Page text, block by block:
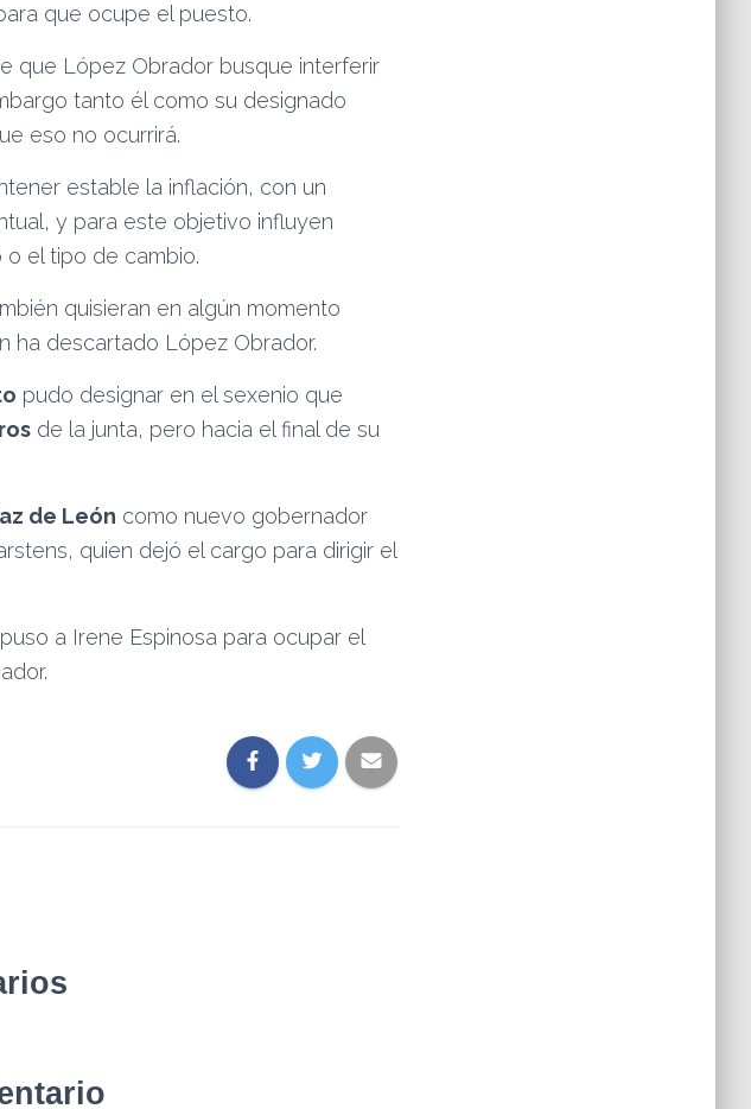
que ocupe el puesto.
que López Obrador busque interferir
tanto él como su designado
eso no ocurrirá.
estable la inflación, con un
y para este objetivo influyen
el tipo de cambio.
quisieran en algún momento
ha descartado López Obrador.
pudo designar en el sexenio que
de la junta, pero hacia el final de su
de León como nuevo gobernador
quien dejó el cargo para dirigir el
a Irene Espinosa para ocupar el